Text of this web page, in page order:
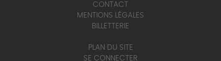
CONTACT
MENTIONS LÉGALES
BILLETTERIE
PLAN DU SITE
SE CONNECTER